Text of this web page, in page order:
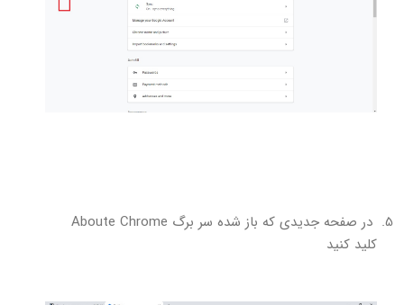
در صفحه جدیدی که باز شده سر برگ Aboute Chrome
کلید کنید